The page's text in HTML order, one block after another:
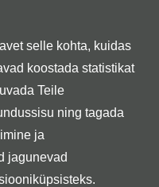
selle kohta, kuidas
koostada statistikat
Teile
ning tagada
ja
jagunevad
täpsus, orienteeritus,
erialadel
elulookirjeldus läbi